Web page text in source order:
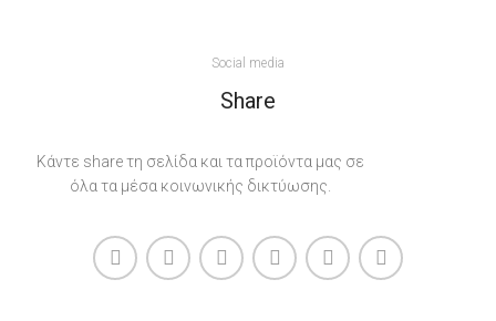
Social media
Share
Κάντε share τη σελίδα και τα προϊόντα μας σε
όλα τα μέσα κοινωνικής δικτύωσης.